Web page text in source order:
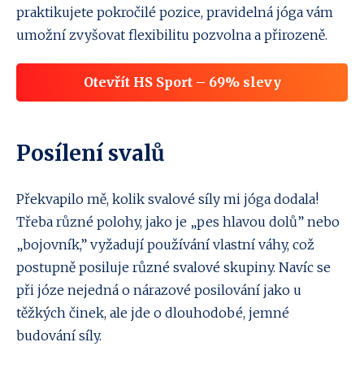
praktikujete pokročilé pozice, pravidelná jóga vám
umožní zvyšovat flexibilitu pozvolna a přirozeně.
Otevřít HS Sport – 69% slevy
Posílení svalů
Překvapilo mě, kolik svalové síly mi jóga dodala!
Třeba různé polohy, jako je „pes hlavou dolů” nebo
„bojovník,” vyžadují používání vlastní váhy, což
postupně posiluje různé svalové skupiny. Navíc se
při józe nejedná o nárazové posilování jako u
těžkých činek, ale jde o dlouhodobé, jemné
budování síly.